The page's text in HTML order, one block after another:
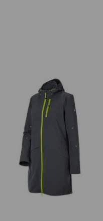
in 1 Funktionsjacke e.s.ambition,